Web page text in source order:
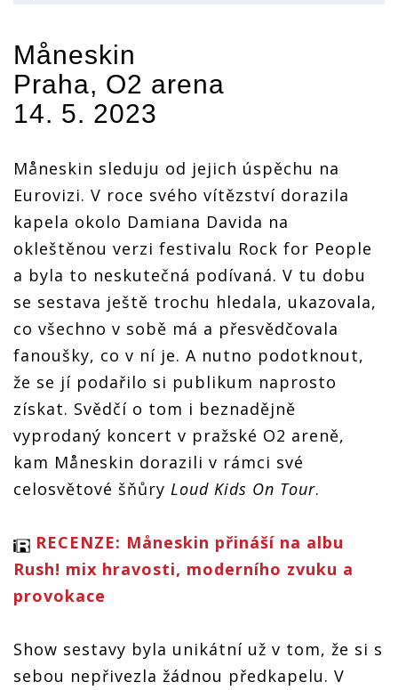
Måneskin
Praha, O2 arena
14. 5. 2023
Måneskin sleduju od jejich úspěchu na
Eurovizi. V roce svého vítězství dorazila
kapela okolo Damiana Davida na
okleštěnou verzi festivalu Rock for People
a byla to neskutečná podívaná. V tu dobu
se sestava ještě trochu hledala, ukazovala,
co všechno v sobě má a přesvědčovala
fanoušky, co v ní je. A nutno podotknout,
že se jí podařilo si publikum naprosto
získat. Svědčí o tom i beznadějně
vyprodaný koncert v pražské O2 areně,
kam Måneskin dorazili v rámci své
celosvětové šňůry Loud Kids On Tour.
RECENZE: Måneskin přináší na albu
Rush! mix hravosti, moderního zvuku a
provokace
Show sestavy byla unikátní už v tom, že si s
sebou nepřivezla žádnou předkapelu. V